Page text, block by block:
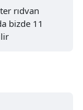
rıdvan
bizde 11